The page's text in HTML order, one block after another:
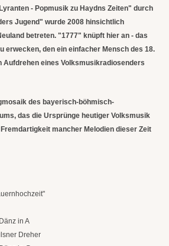
- Popmusik zu Haydns Zeiten" durch
Jugend" wurde 2008 hinsichtlich
betreten. "1777" knüpft hier an - das
erwecken, den ein einfacher Mensch des 18.
Aufdrehen eines Volksmusikradiosenders
des bayerisch-böhmisch-
das die Ursprünge heutiger Volksmusik
mancher Melodien dieser Zeit
in A
Dreher